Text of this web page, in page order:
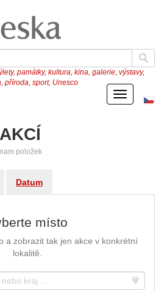
památky, kultura, kina, galerie, výstavy,
příroda, sport, Unesco
Menu
položek
Datum
místo
a zobrazit tak jen akce v konkrétní
lokalitě.